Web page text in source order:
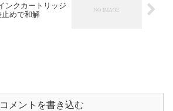
ンクカートリッジ
めで和解
コメントを書き込む